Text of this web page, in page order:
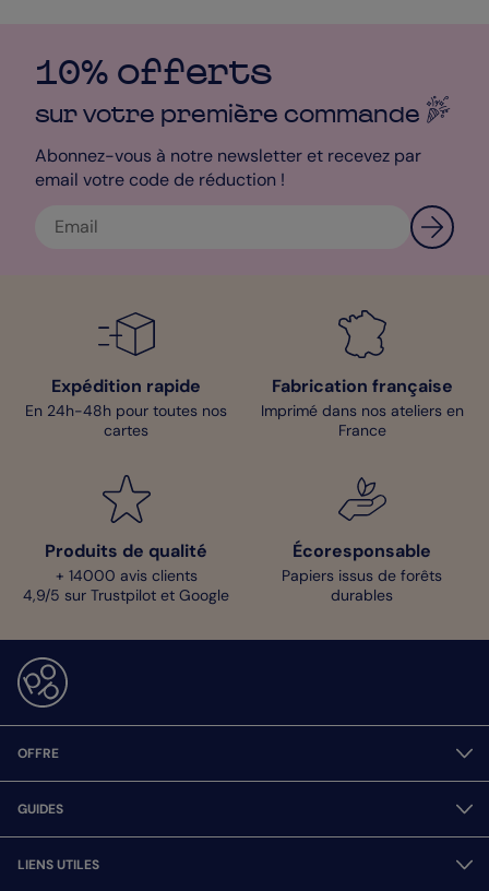
10% offerts
sur votre première commande
Abonnez-vous à notre newsletter et recevez par
email votre code de réduction !
Expédition rapide
En 24h-48h pour toutes nos
cartes
Fabrication française
Imprimé dans nos ateliers en
France
Produits de qualité
+ 14000 avis clients
4,9/5 sur Trustpilot et Google
Écoresponsable
Papiers issus de forêts
durables
OFFRE
GUIDES
LIENS UTILES